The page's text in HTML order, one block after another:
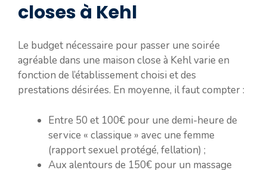
closes à Kehl
Le budget nécessaire pour passer une soirée
agréable dans une maison close à Kehl varie en
fonction de l’établissement choisi et des
prestations désirées. En moyenne, il faut compter :
Entre 50 et 100€ pour une demi-heure de
service « classique » avec une femme
(rapport sexuel protégé, fellation) ;
Aux alentours de 150€ pour un massage